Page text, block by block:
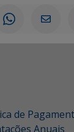
de
Anuais